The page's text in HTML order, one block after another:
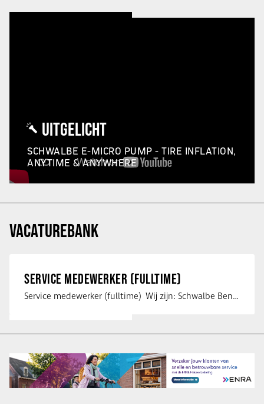
UITGELICHT
SCHWALBE E-MICRO PUMP - TIRE INFLATION,
ANYTIME & ANYWHERE
VACATUREBANK
SERVICE MEDEWERKER (FULLTIME)
Service medewerker (fulltime) Wij zijn: Schwalbe Benelux; merkeigenaar, …